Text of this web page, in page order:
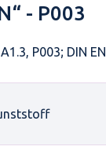
- P003
P003; DIN